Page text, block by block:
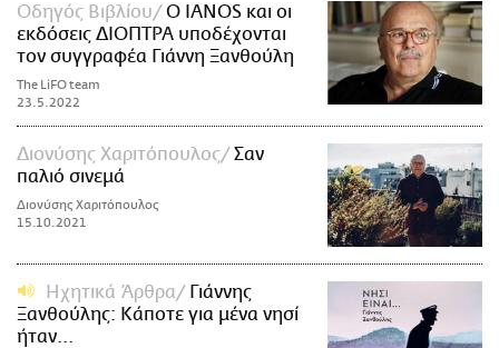
Οδηγός Βιβλίου
Ο IANOS και οι
εκδόσεις ΔΙΟΠΤΡΑ υποδέχονται
τον συγγραφέα Γιάννη Ξανθούλη
The LiFO team
23.5.2022
Διονύσης Χαριτόπουλος
Σαν
παλιό σινεμά
Διονύσης Χαριτόπουλος
15.10.2021
Ηχητικά Άρθρα
Γιάννης
Ξανθούλης: Κάποτε για μένα νησί
ήταν...